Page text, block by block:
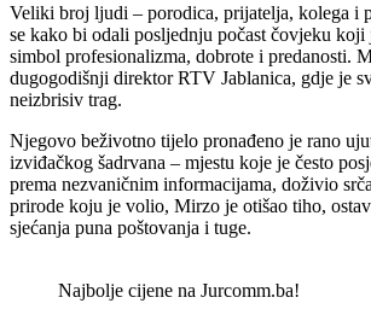
Veliki broj ljudi – porodica, prijatelja, kolega i
se kako bi odali posljednju počast čovjeku koji
simbol profesionalizma, dobrote i predanosti.
dugogodišnji direktor RTV Jablanica, gdje je
neizbrisiv trag.
Njegovo beživotno tijelo pronađeno je rano
izviđačkog šadrvana – mjestu koje je često
prema nezvaničnim informacijama, doživio
prirode koju je volio, Mirzo je otišao tiho,
sjećanja puna poštovanja i tuge.
Najbolje cijene na Jurcomm.ba!